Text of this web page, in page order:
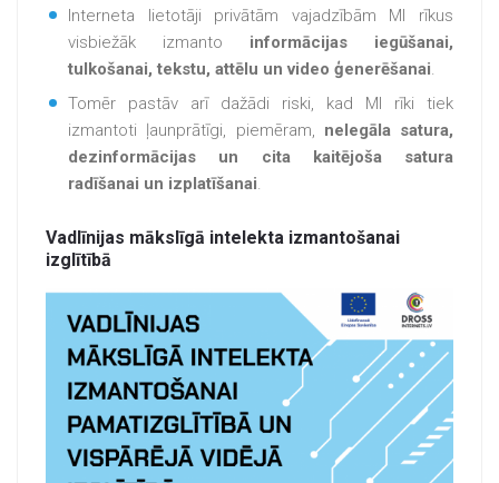
Interneta lietotāji privātām vajadzībām MI rīkus
visbiežāk izmanto informācijas iegūšanai,
tulkošanai, tekstu, attēlu un video ģenerēšanai.
Tomēr pastāv arī dažādi riski, kad MI rīki tiek
izmantoti ļaunprātīgi, piemēram, nelegāla satura,
dezinformācijas un cita kaitējoša satura
radīšanai un izplatīšanai.
Vadlīnijas mākslīgā intelekta izmantošanai
izglītībā